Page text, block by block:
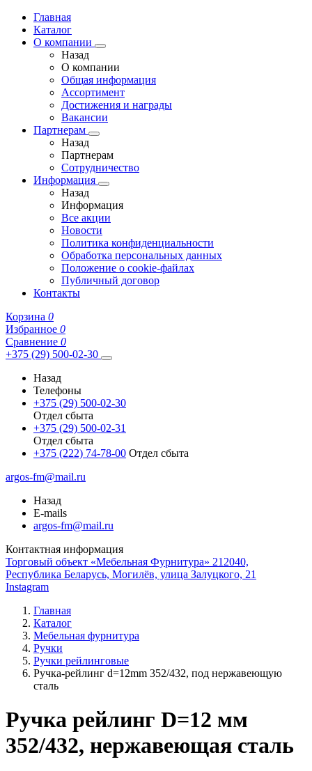
Главная
Каталог
О компании
Назад
О компании
Общая информация
Ассортимент
Достижения и награды
Вакансии
Партнерам
Назад
Партнерам
Сотрудничество
Информация
Назад
Информация
Все акции
Новости
Политика конфиденциальности
Обработка персональных данных
Положение о cookie-файлах
Публичный договор
Контакты
Корзина 0
Избранное 0
Сравнение 0
+375 (29) 500-02-30
Назад
Телефоны
+375 (29) 500-02-30
Отдел сбыта
+375 (29) 500-02-31
Отдел сбыта
+375 (222) 74-78-00 Отдел сбыта
argos-fm@mail.ru
Назад
E-mails
argos-fm@mail.ru
Контактная информация
Торговый объект «Мебельная Фурнитура» 212040,
Республика Беларусь, Могилёв, улица Залуцкого, 21
Instagram
Главная
Каталог
Мебельная фурнитура
Ручки
Ручки рейлинговые
Ручка-рейлинг d=12mm 352/432, под нержавеющую
сталь
Ручка рейлинг D=12 мм
352/432, нержавеющая сталь